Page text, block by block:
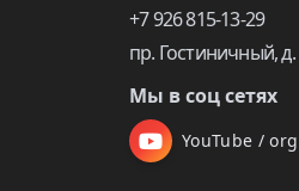
+7 926 815-13-29
пр. Гостиничный, д.
Мы в соц сетях
YouTube /